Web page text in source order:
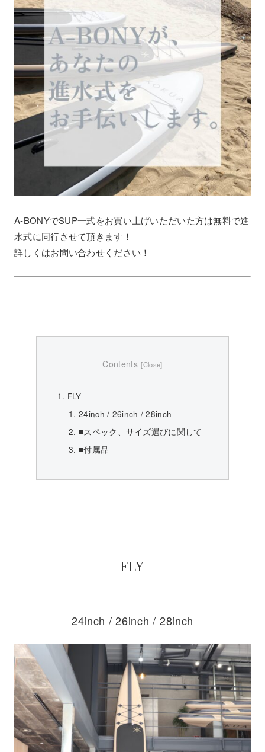
A-BONYでSUP一式をお買い上げいただいた方は無料で進
水式に同行させて頂きます！
詳しくはお問い合わせください！
Contents
FLY
24inch / 26inch / 28inch
■スペック、サイズ選びに関して
■付属品
FLY
24inch / 26inch / 28inch